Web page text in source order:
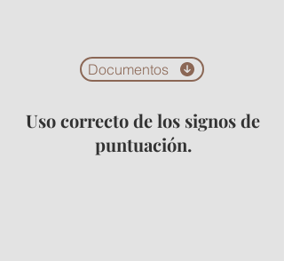
Documentos
Uso correcto de los signos de
puntuación.